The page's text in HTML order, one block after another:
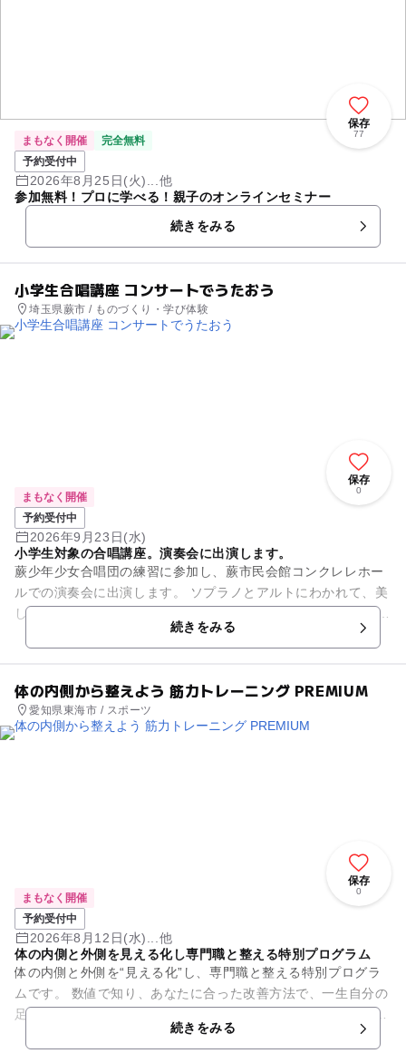
保存
77
まもなく開催
完全無料
予約受付中
2026年8月25日(火)...他
参加無料！プロに学べる！親子のオンラインセミナー
続きをみる
小学生合唱講座 コンサートでうたおう
埼玉県蕨市 / ものづくり・学び体験
保存
0
まもなく開催
予約受付中
2026年9月23日(水)
小学生対象の合唱講座。演奏会に出演します。
蕨少年少女合唱団の練習に参加し、蕨市民会館コンクレレホー
ルでの演奏会に出演します。 ソプラノとアルトにわかれて、美
しいハーモニーを奏でよう！ 対象は小学校2年生から6年生まで
続きをみる
体の内側から整えよう 筋力トレーニング PREMIUM
愛知県東海市 / スポーツ
保存
0
まもなく開催
予約受付中
2026年8月12日(水)...他
体の内側と外側を見える化し専門職と整える特別プログラム
体の内側と外側を“見える化”し、専門職と整える特別プログラ
ムです。 数値で知り、あなたに合った改善方法で、一生自分の
足で歩ける体へ導きます。 7月8日から8月26日まで毎週水曜日
続きをみる